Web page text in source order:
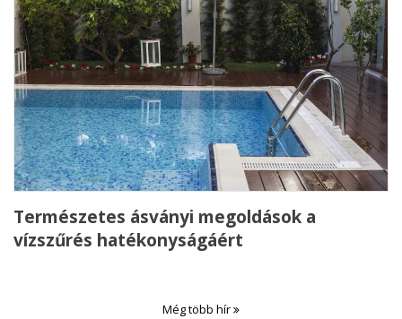
Természetes ásványi megoldások a
vízszűrés hatékonyságáért
Még több hír